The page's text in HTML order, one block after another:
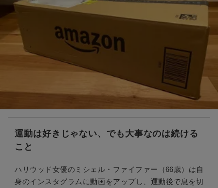
運動は好きじゃない、でも大事なのは続ける
こと
ハリウッド女優のミシェル・ファイファー（66歳）は自
身のインスタグラムに動画をアップし、運動後で息を切